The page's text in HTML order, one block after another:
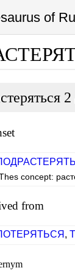
of
2
concept:
from
,